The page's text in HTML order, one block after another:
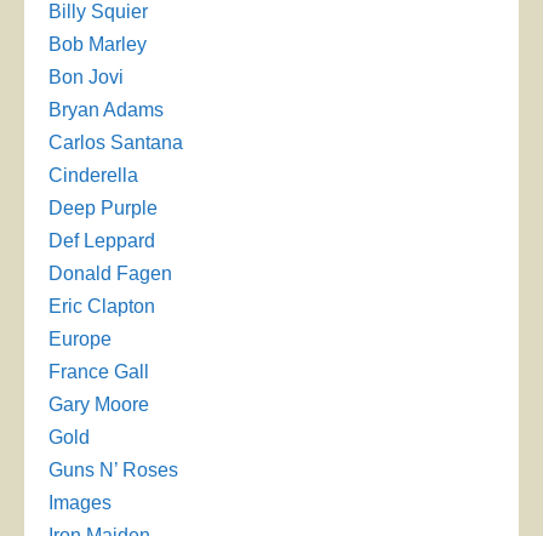
Billy Squier
Bob Marley
Bon Jovi
Bryan Adams
Carlos Santana
Cinderella
Deep Purple
Def Leppard
Donald Fagen
Eric Clapton
Europe
France Gall
Gary Moore
Gold
Guns N’ Roses
Images